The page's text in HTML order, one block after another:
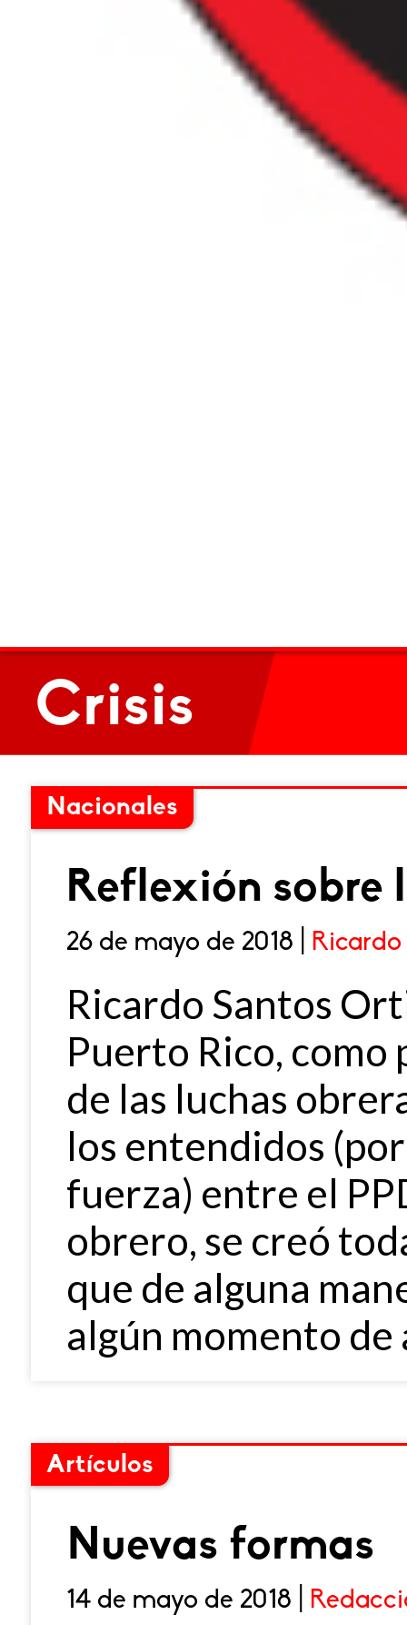
Crisis
Nacionales
Reflexión sobre
26 de mayo de 2018 |
Ricardo Santos
Puerto Rico,
de las luchas
los entendidos
fuerza) entre el
obrero, se creó
que de alguna
algún momento
Artículos
Nuevas formas
14 de mayo de 2018 |